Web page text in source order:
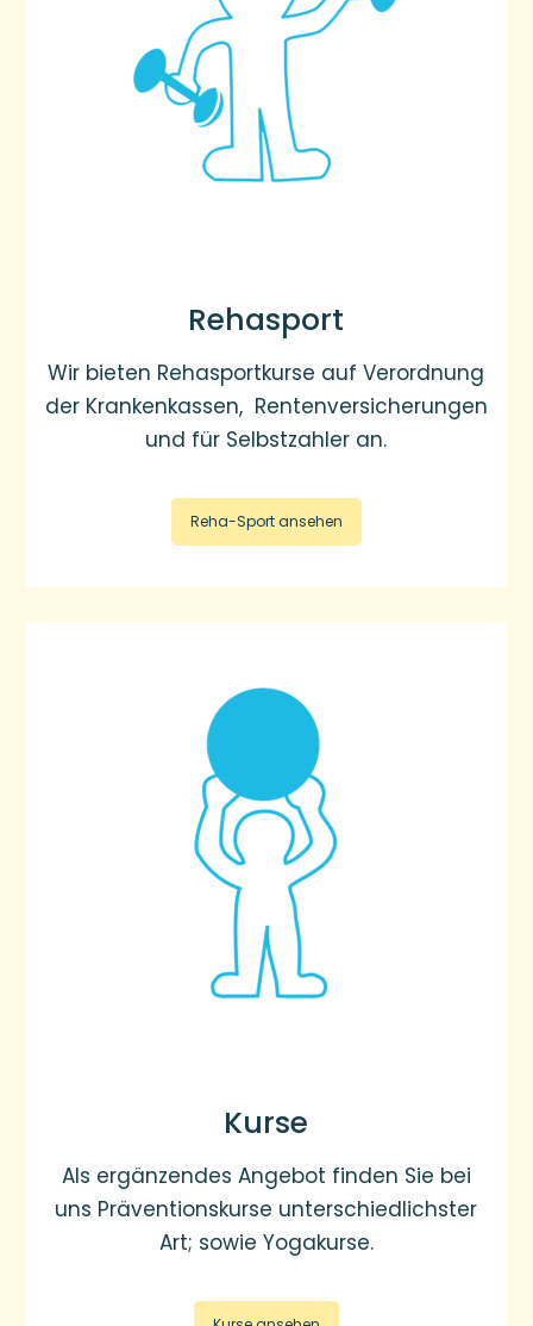
Rehasport
Wir bieten Rehasportkurse auf Verordnung
der Krankenkassen, Rentenversicherungen
und für Selbstzahler an.
Reha-Sport ansehen
Kurse
Als ergänzendes Angebot finden Sie bei
uns Präventionskurse unterschiedlichster
Art; sowie Yogakurse.